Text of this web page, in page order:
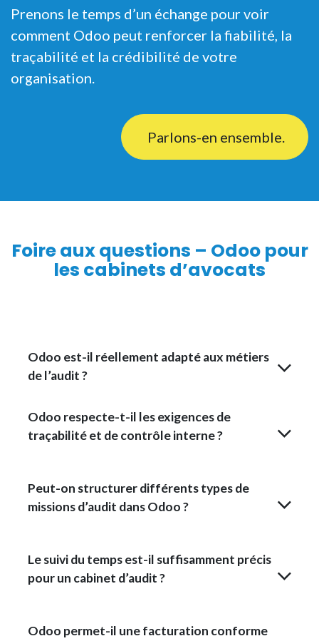
Prenons le temps d’un échange pour voir
comment Odoo peut renforcer la fiabilité, la
traçabilité et la crédibilité de votre
organisation.
Parlons-en ensemble.
Foire aux questions – Odoo pour
les cabinets d’avocats
Odoo est-il réellement adapté aux métiers
de l’audit ?
Odoo respecte-t-il les exigences de
traçabilité et de contrôle interne ?
Peut-on structurer différents types de
missions d’audit dans Odoo ?
Le suivi du temps est-il suffisamment précis
pour un cabinet d’audit ?
Odoo permet-il une facturation conforme